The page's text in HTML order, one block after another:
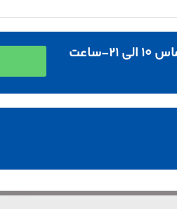
شنبه و یکشنبه و دوشنبه و چهارشنبه :ساعت پاسخگویی به تماس ۱۰ الی ۲۱-ساعت